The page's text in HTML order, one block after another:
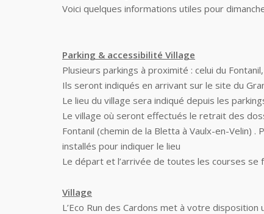
Voici quelques informations utiles pour
Parking & accessibilité Village
Plusieurs parkings à proximité : celui du
Ils seront indiqués en arrivant sur le site du
Le lieu du village sera indiqué depuis les
Le village où seront effectués le retrait des
Fontanil (chemin de la Bletta à Vaulx-en-Velin)
installés pour indiquer le lieu
Le départ et l’arrivée de toutes les courses se
Village
L’Eco Run des Cardons met à votre